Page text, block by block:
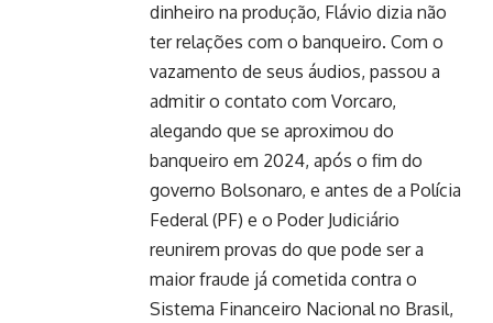
dinheiro na produção, Flávio dizia não
ter relações com o banqueiro. Com o
vazamento de seus áudios, passou a
admitir o contato com Vorcaro,
alegando que se aproximou do
banqueiro em 2024, após o fim do
governo Bolsonaro, e antes de a Polícia
Federal (PF) e o Poder Judiciário
reunirem provas do que pode ser a
maior fraude já cometida contra o
Sistema Financeiro Nacional no Brasil,